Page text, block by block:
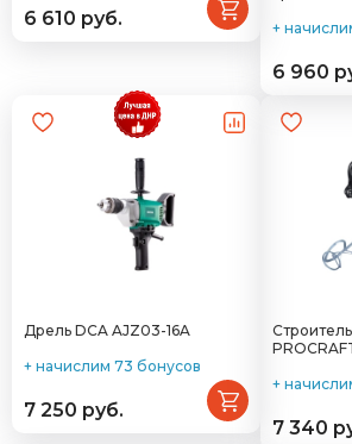
6 610 руб.
+
6 960
Дрель DCA AJZ03-16A
+ начислим 73 бонусов
7 250 руб.
+
7 340